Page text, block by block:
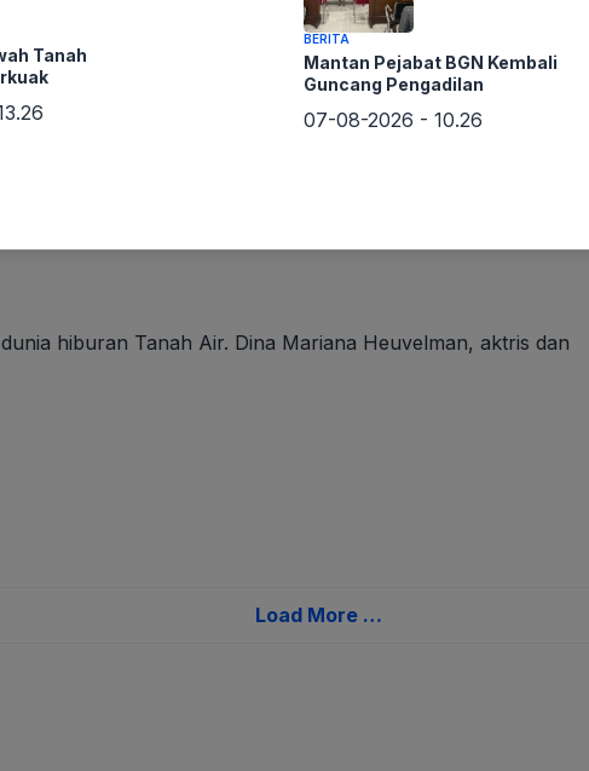
Cilik Legendaris Meninggal Dunia!
hiburan Tanah Air. Dina Mariana Heuvelman, aktris dan
Load More …
Tanah
BERITA
Mantan Pejabat BGN Kembali
Guncang Pengadilan
07-08-2026 - 10.26